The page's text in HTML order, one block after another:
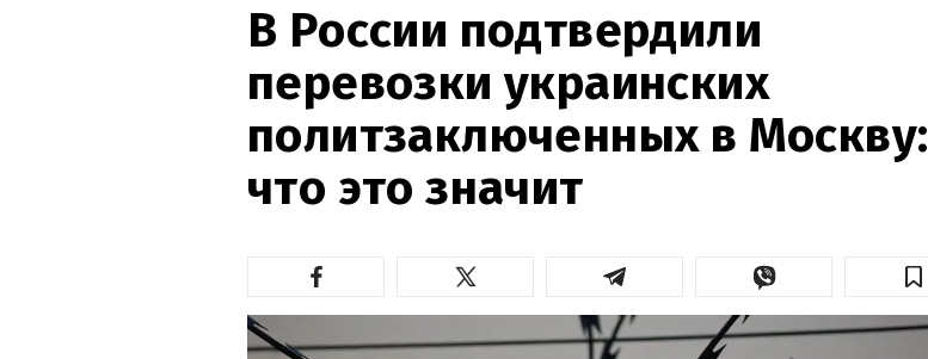
В России подтвердили
перевозки украинских
политзаключенных в Москву:
что это значит